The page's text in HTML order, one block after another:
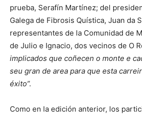
prueba, Serafín Martínez; del
Galega de Fibrosis Quística, Juan da
representantes de la Comunidad de
de Julio e Ignacio, dos vecinos de O
implicados que coñecen o monte e
seu gran de area para que esta
éxito”.
Como en la edición anterior, los